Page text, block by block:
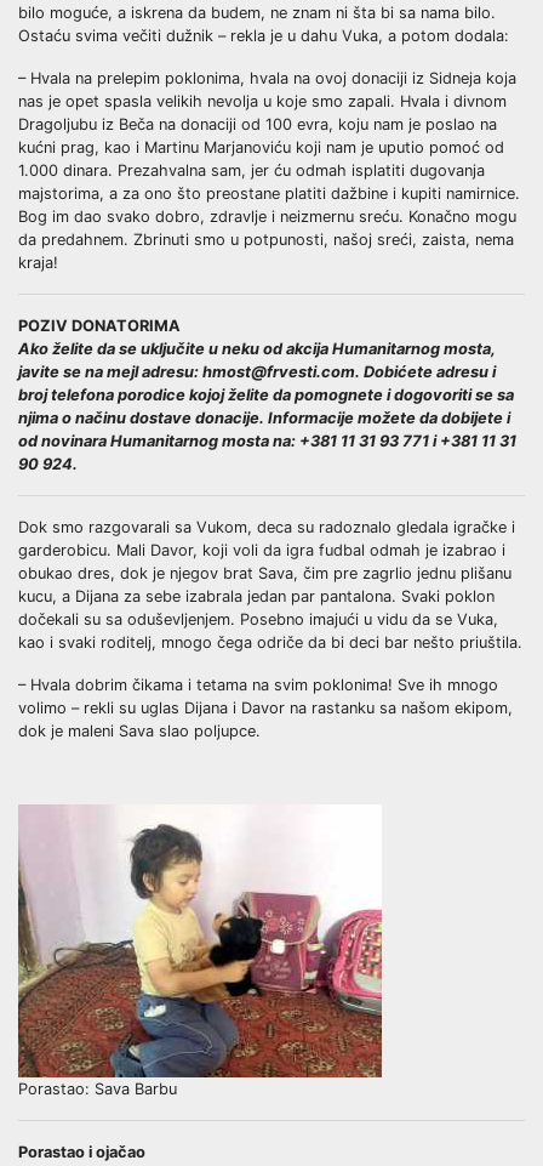
bilo moguće, a iskrena da budem, ne znam ni šta bi sa nama bilo.
Ostaću svima večiti dužnik – rekla je u dahu Vuka, a potom dodala:
– Hvala na prelepim poklonima, hvala na ovoj donaciji iz Sidneja koja
nas je opet spasla velikih nevolja u koje smo zapali. Hvala i divnom
Dragoljubu iz Beča na donaciji od 100 evra, koju nam je poslao na
kućni prag, kao i Martinu Marjanoviću koji nam je uputio pomoć od
1.000 dinara. Prezahvalna sam, jer ću odmah isplatiti dugovanja
majstorima, a za ono što preostane platiti dažbine i kupiti namirnice.
Bog im dao svako dobro, zdravlje i neizmernu sreću. Konačno mogu
da predahnem. Zbrinuti smo u potpunosti, našoj sreći, zaista, nema
kraja!
POZIV DONATORIMA
Ako želite da se uključite u neku od akcija Humanitarnog mosta,
javite se na mejl adresu: hmost@frvesti.com. Dobićete adresu i
broj telefona porodice kojoj želite da pomognete i dogovoriti se sa
njima o načinu dostave donacije. Informacije možete da dobijete i
od novinara Humanitarnog mosta na: +381 11 31 93 771 i +381 11 31
90 924.
Dok smo razgovarali sa Vukom, deca su radoznalo gledala igračke i
garderobicu. Mali Davor, koji voli da igra fudbal odmah je izabrao i
obukao dres, dok je njegov brat Sava, čim pre zagrlio jednu plišanu
kucu, a Dijana za sebe izabrala jedan par pantalona. Svaki poklon
dočekali su sa oduševljenjem. Posebno imajući u vidu da se Vuka,
kao i svaki roditelj, mnogo čega odriče da bi deci bar nešto priuštila.
– Hvala dobrim čikama i tetama na svim poklonima! Sve ih mnogo
volimo – rekli su uglas Dijana i Davor na rastanku sa našom ekipom,
dok je maleni Sava slao poljupce.
Porastao: Sava Barbu
Porastao i ojačao